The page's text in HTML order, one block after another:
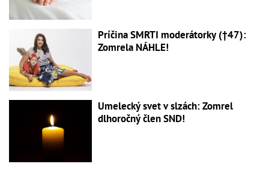
Príčina SMRTI moderátorky (†47):
Zomrela NÁHLE!
Umelecký svet v slzách: Zomrel
dlhoročný člen SND!